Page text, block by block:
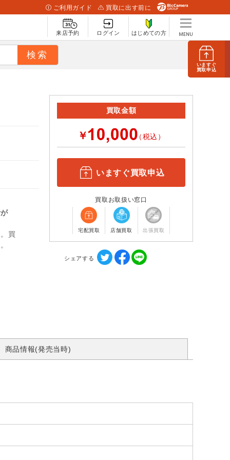
いますぐ
買取申込
ご利用ガイド 買取に出す前に
来店予約 ログイン はじめての方
買
買取金額
￥ （税込）
いますぐ買取申込
買取お取扱い窓口
宅配買取 店舗買取 出張買取
シェアする
商品情報(発売当時)